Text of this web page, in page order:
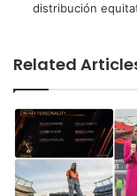
distribución
Related